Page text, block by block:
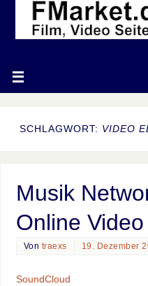
SCHLAGWORT: VIDEO
Musik
Online
Von traexs 19. Dezember
SoundCloud